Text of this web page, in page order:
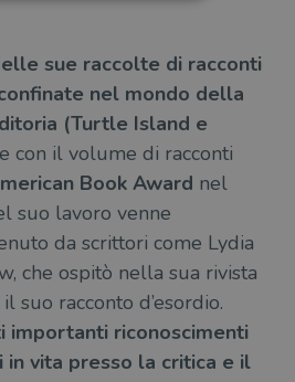
sue raccolte di racconti
nel mondo della
(Turtle Island e
con il volume di racconti
Book Award nel
suo lavoro venne
da scrittori come Lydia
che ospitò nella sua rivista
il suo racconto d’esordio.
importanti riconoscimenti
in vita presso la critica e il
Terze parti
necessari consentono le
del sito web come
e la gestione dell'account. Il
essere utilizzato
i cookie strettamente
Fornitore /
Dominio
Scadenza
Inc.